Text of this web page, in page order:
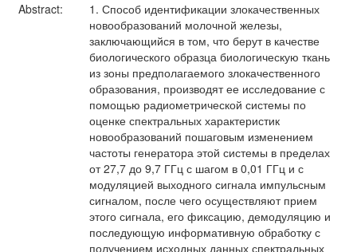
Abstract:
1. Способ идентификации злокачественных
новообразований молочной железы,
заключающийся в том, что берут в качестве
биологического образца биологическую ткань
из зоны предполагаемого злокачественного
образования, производят ее исследование с
помощью радиометрической системы по
оценке спектральных характеристик
новообразований пошаговым изменением
частоты генератора этой системы в пределах
от 27,7 до 9,7 ГГц с шагом в 0,01 ГГц и с
модуляцией выходного сигнала импульсным
сигналом, после чего осуществляют прием
этого сигнала, его фиксацию, демодуляцию и
последующую информативную обработку с
получением исходных данных спектральных